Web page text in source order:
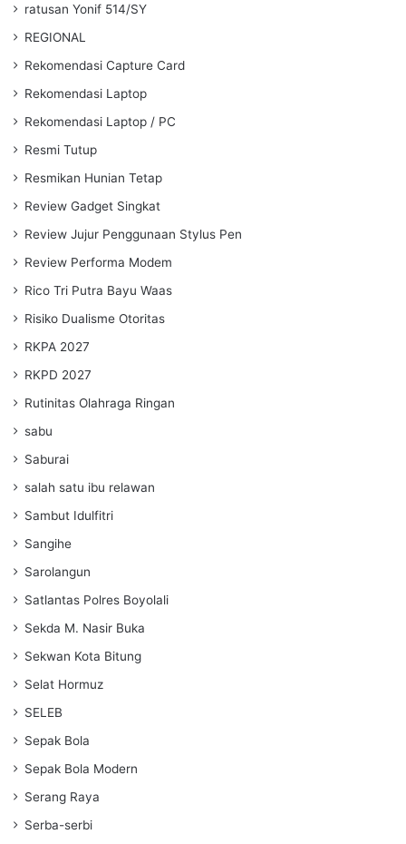
ratusan Yonif 514/SY
REGIONAL
Rekomendasi Capture Card
Rekomendasi Laptop
Rekomendasi Laptop / PC
Resmi Tutup
Resmikan Hunian Tetap
Review Gadget Singkat
Review Jujur Penggunaan Stylus Pen
Review Performa Modem
Rico Tri Putra Bayu Waas
Risiko Dualisme Otoritas
RKPA 2027
RKPD 2027
Rutinitas Olahraga Ringan
sabu
Saburai
salah satu ibu relawan
Sambut Idulfitri
Sangihe
Sarolangun
Satlantas Polres Boyolali
Sekda M. Nasir Buka
Sekwan Kota Bitung
Selat Hormuz
SELEB
Sepak Bola
Sepak Bola Modern
Serang Raya
Serba-serbi